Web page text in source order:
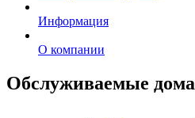
Информация
О компании
Обслуживаемые дома